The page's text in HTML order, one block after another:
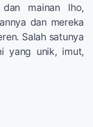
dan mainan lho,
dan mereka
Salah satunya
yang unik, imut,